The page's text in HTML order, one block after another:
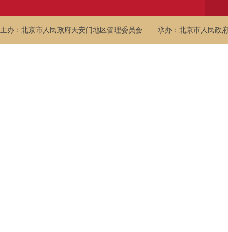
主办：北京市人民政府天安门地区管理委员会 承办：北京市人民政